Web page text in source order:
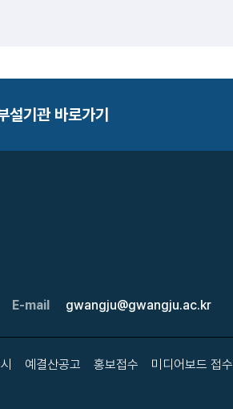
설기관 바로가기
E-mail gwangju@gwangju.ac.kr
예결산공고 홍보접수 미디어보드 접수